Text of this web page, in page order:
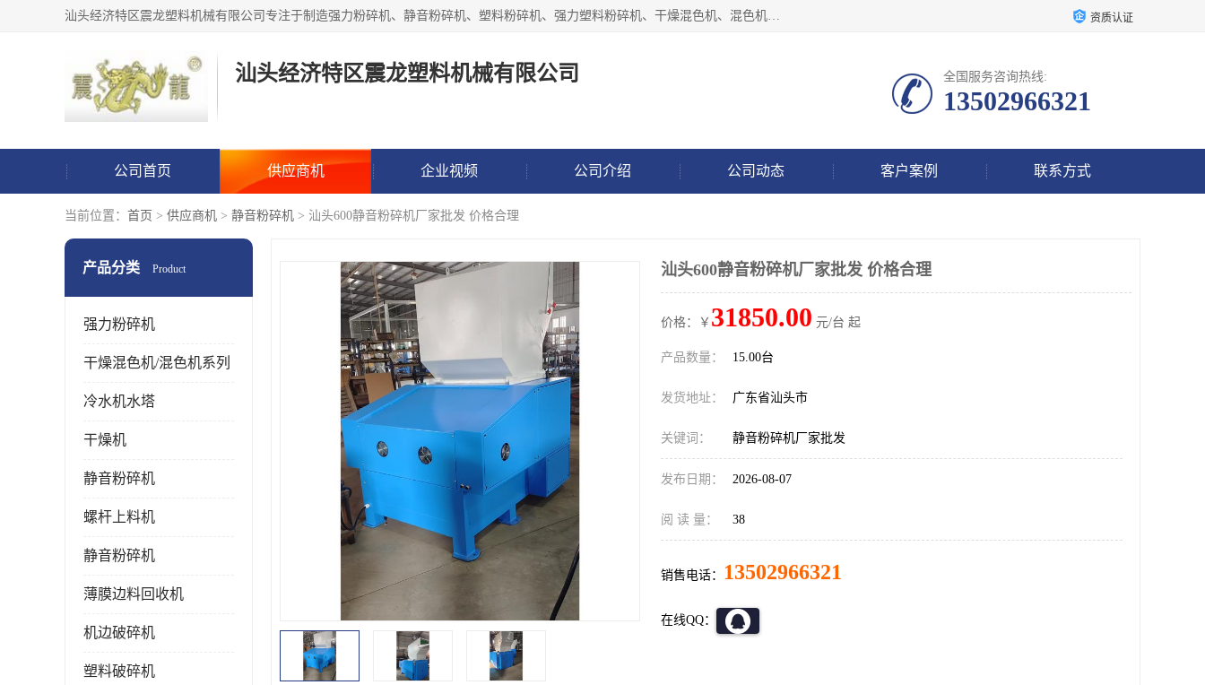
汕头经济特区震龙塑料机械有限公司专注于制造强力粉碎机、静音粉碎机、塑料粉碎机、强力塑料粉碎机、干燥混色机、混色机、冷水机、上料机等塑料辅助机械。 资质认证
汕头经济特区震龙塑料机械有限公司 全国服务咨询热线:
13502966321
公司首页 供应商机 企业视频 公司介绍 公司动态 客户案例 联系方式
当前位置： 首页 > 供应商机 > 静音粉碎机 > 汕头600静音粉碎机厂家批发 价格合理
产品分类 Product
强力粉碎机
干燥混色机/混色机系列
冷水机水塔
干燥机
静音粉碎机
螺杆上料机
静音粉碎机
薄膜边料回收机
机边破碎机
塑料破碎机
汕头600静音粉碎机厂家批发 价格合理
价格：￥ 31850.00 元/台 起
产品数量： 15.00台
发货地址： 广东省汕头市
关键词： 静音粉碎机厂家批发
发布日期： 2026-08-07
阅 读 量： 38
销售电话： 13502966321
在线QQ：